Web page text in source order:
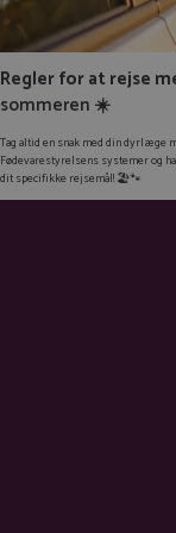
Regler for at rejse
sommeren ☀️
Tag altid en snak med din dyrlæge
Fødevarestyrelsens systemer og
dit specifikke rejsemål! 🏖️🐾